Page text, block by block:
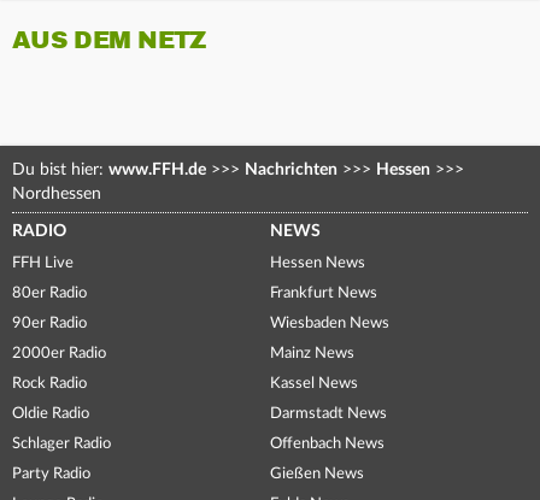
AUS DEM NETZ
Du bist hier: www.FFH.de >>> Nachrichten >>> Hessen >>>
Nordhessen
RADIO
FFH Live
80er Radio
90er Radio
2000er Radio
Rock Radio
Oldie Radio
Schlager Radio
Party Radio
NEWS
Hessen News
Frankfurt News
Wiesbaden News
Mainz News
Kassel News
Darmstadt News
Offenbach News
Gießen News